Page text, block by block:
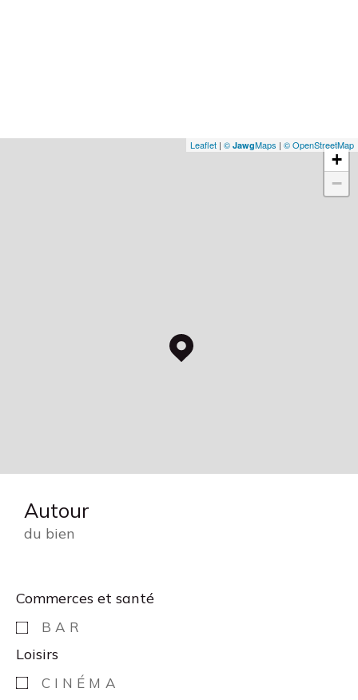
+
−
Leaflet | © JawgMaps | © OpenStreetMap
Autour
du bien
Commerces et santé
BAR
Loisirs
CINÉMA